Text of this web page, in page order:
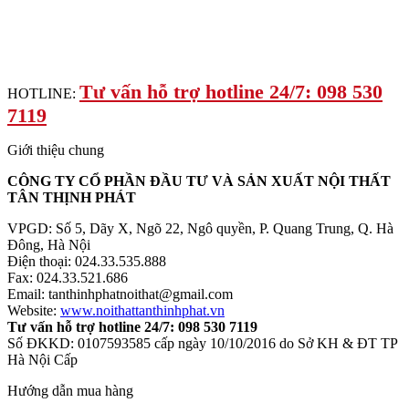
HOTLINE: Tư vấn hỗ trợ hotline 24/7: 098 530
7119
Giới thiệu chung
CÔNG TY CỔ PHẦN ĐẦU TƯ VÀ SẢN XUẤT NỘI THẤT
TÂN THỊNH PHÁT
VPGD: Số 5, Dãy X, Ngõ 22, Ngô quyền, P. Quang Trung, Q. Hà
Đông, Hà Nội
Điện thoại: 024.33.535.888
Fax: 024.33.521.686
Email: tanthinhphatnoithat@gmail.com
Website: www.noithattanthinhphat.vn
Tư vấn hỗ trợ hotline 24/7: 098 530 7119
Số ĐKKD: 0107593585 cấp ngày 10/10/2016 do Sở KH & ĐT TP
Hà Nội Cấp
Hướng dẫn mua hàng